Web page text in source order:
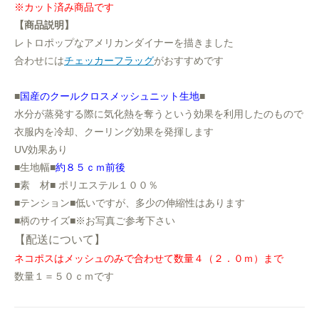
※カット済み商品です
【商品説明】
レトロポップなアメリカンダイナーを描きました
合わせにはチェッカーフラッグがおすすめです
■国産のクールクロスメッシュニット生地■
水分が蒸発する際に気化熱を奪うという効果を利用したのもので
衣服内を冷却、クーリング効果を発揮します
UV効果あり
■生地幅■約８５ｃｍ前後
■素 材■ ポリエステル１００％
■テンション■低いですが、多少の伸縮性はあります
■柄のサイズ■※お写真ご参考下さい
【配送について】
ネコポスはメッシュのみで合わせて数量４（２．０ｍ）まで
数量１＝５０ｃｍです